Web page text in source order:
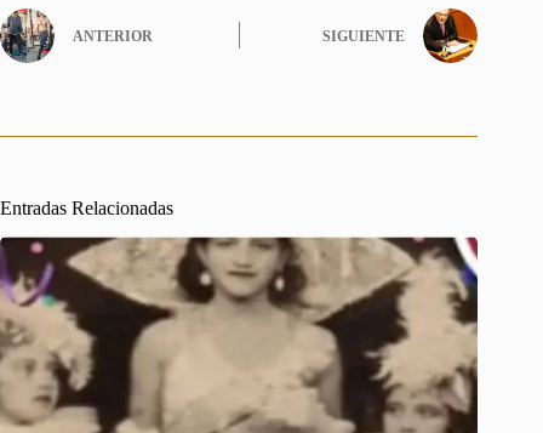
ANTERIOR SIGUIENTE
Entradas Relacionadas